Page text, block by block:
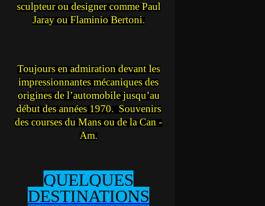
sculpteur ou designer comme Paul
Jaray ou Flaminio Bertoni.
Toujours en admiration devant les
impressionnantes mécaniques des
origines de l’automobile jusqu’au
début des années 1970. Souvenirs
des courses du Mans ou de la Can -
Am.
QUELQUES
DESTINATIONS